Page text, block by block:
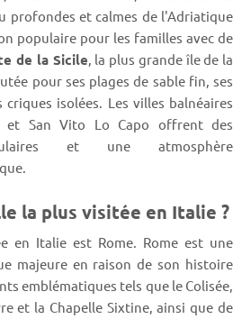
profondes et calmes de l'Adriatique
populaire pour les familles avec de
de la Sicile, la plus grande île de la
pour ses plages de sable fin, ses
isolées. Les villes balnéaires
et San Vito Lo Capo offrent des
et une atmosphère
la plus visitée en Italie ?
en Italie est Rome. Rome est une
majeure en raison de son histoire
emblématiques tels que le Colisée,
et la Chapelle Sixtine, ainsi que de